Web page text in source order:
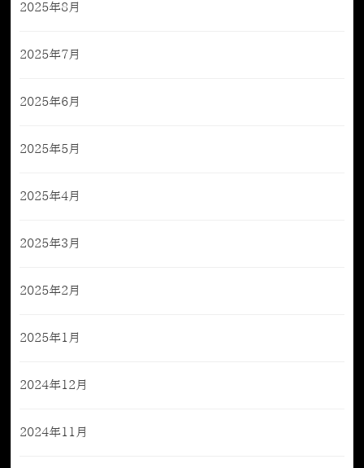
2025年8月
2025年7月
2025年6月
2025年5月
2025年4月
2025年3月
2025年2月
2025年1月
2024年12月
2024年11月